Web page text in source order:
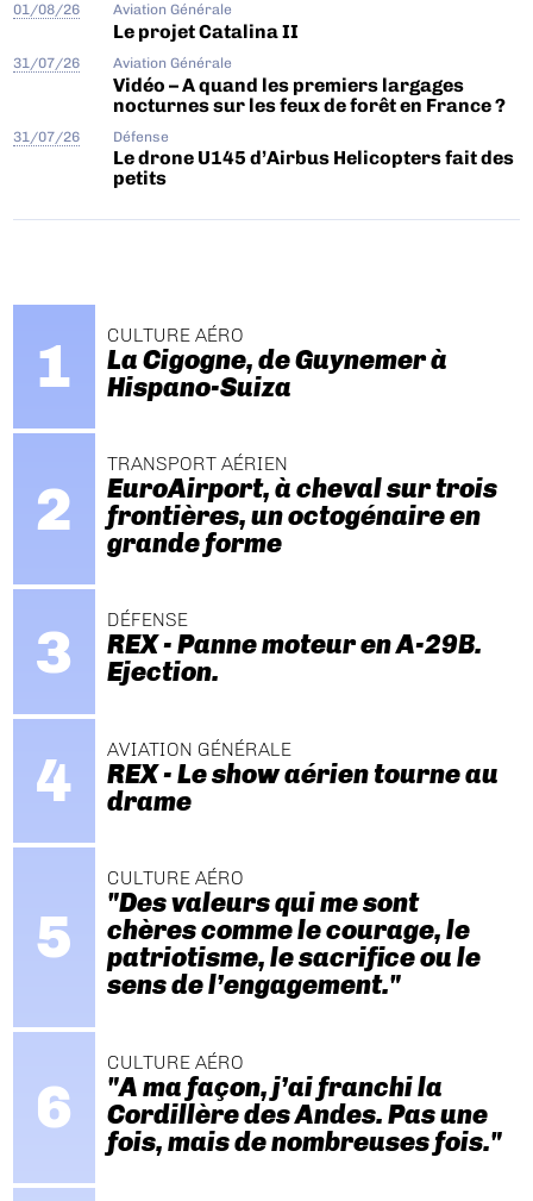
01/08/26 Aviation Générale
Le projet Catalina II
31/07/26 Aviation Générale
Vidéo – A quand les premiers largages
nocturnes sur les feux de forêt en France ?
31/07/26 Défense
Le drone U145 d’Airbus Helicopters fait des
petits
CULTURE AÉRO
La Cigogne, de Guynemer à
Hispano-Suiza
TRANSPORT AÉRIEN
EuroAirport, à cheval sur trois
frontières, un octogénaire en
grande forme
DÉFENSE
REX - Panne moteur en A-29B.
Ejection.
AVIATION GÉNÉRALE
REX - Le show aérien tourne au
drame
CULTURE AÉRO
"Des valeurs qui me sont
chères comme le courage, le
patriotisme, le sacrifice ou le
sens de l’engagement."
CULTURE AÉRO
"A ma façon, j’ai franchi la
Cordillère des Andes. Pas une
fois, mais de nombreuses fois."